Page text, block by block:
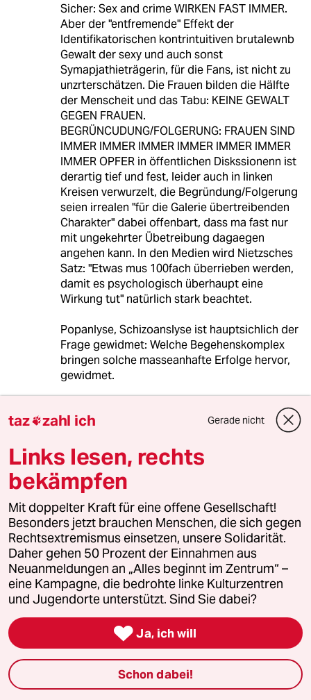
Sicher: Sex and crime WIRKEN FAST IMMER.
Aber der "entfremende" Effekt der
Identifikatorischen kontrintuitiven brutalewnb
Gewalt der sexy und auch sonst
Symapjathieträgerin, für die Fans, ist nicht zu
unzrterschätzen. Die Frauen bilden die Hälfte
der Menscheit und das Tabu: KEINE GEWALT
GEGEN FRAUEN.
BEGRÜNCUDUNG/FOLGERUNG: FRAUEN SIND
IMMER IMMER IMMER IMMER IMMER IMMER
IMMER OPFER in öffentlichen Diskssionenn ist
derartig tief und fest, leider auch in linken
Kreisen verwurzelt, die Begründung/Folgerung
seien irrealen "für die Galerie übertreibenden
Charakter" dabei offenbart, dass ma fast nur
mit ungekehrter Übetreibung dagaegen
angehen kann. In den Medien wird Nietzsches
Satz: "Etwas mus 100fach überrieben werden,
damit es psychologisch überhaupt eine
Wirkung tut" natürlich stark beachtet.
Popanlyse, Schizoanslyse ist hauptsichlich der
Frage gewidmet: Welche Begehenskomplex
bringen solche masseanhafte Erfolge hervor,
gewidmet.
Tabus und Verbote sind hochgradig besetzt
und wirken als Denk/Fühlverbote,
KK Klopf, klopf. Ist jemand zu Hause?
06.11.2012,19:15 Uhr
"Wenn Frauen in Filmen diese männlich
besetzten Eigenschaften zeigen, gelten sie als
gefährliche, faszinierende Vamps.
Beispielsweise Sharon Stone in „Basic
Instinct“."
Und dieses frauenfeindliche Klischee des
weiblichen "Maneater" hat C.A. ironisch aufs
Korn genommen. Danke dafür.
taz zahl ich Gerade nicht
Links lesen, rechts
bekämpfen
Mit doppelter Kraft für eine offene Gesellschaft!
Besonders jetzt brauchen Menschen, die sich gegen
Rechtsextremismus einsetzen, unsere Solidarität.
Daher gehen 50 Prozent der Einnahmen aus
Neuanmeldungen an „Alles beginnt im Zentrum“ –
eine Kampagne, die bedrohte linke Kulturzentren
und Jugendorte unterstützt. Sind Sie dabei?
 Ja, ich will
Schon dabei!